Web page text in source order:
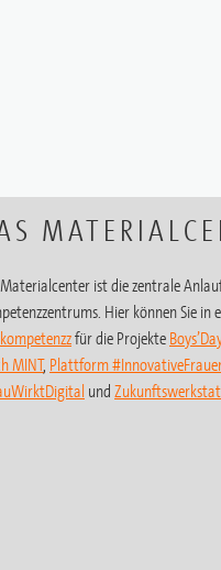
ist die zentrale
Hier können Sie
kompetenzzfür die Projekte Boys’Day
MINT, Plattform
und